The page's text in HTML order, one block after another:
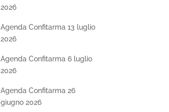
2026
Agenda Confitarma 13 luglio
2026
Agenda Confitarma 6 luglio
2026
Agenda Confitarma 26
giugno 2026